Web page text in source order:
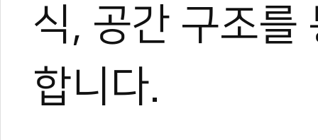
식, 공간 구조를
합니다.